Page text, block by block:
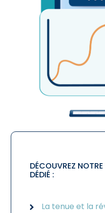
DÉCOUVREZ
DÉDIÉ :
La tenue et la